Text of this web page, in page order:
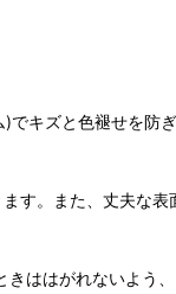
キズと色褪せを防
す。また、丈夫な表
ははがれないよう